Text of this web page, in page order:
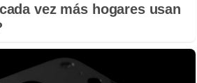
vez más hogares usan